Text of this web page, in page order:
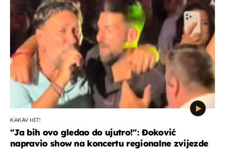
KAKAV HIT!
"Ja bih ovo gledao do ujutro!": Đoković
napravio show na koncertu regionalne zvijezde